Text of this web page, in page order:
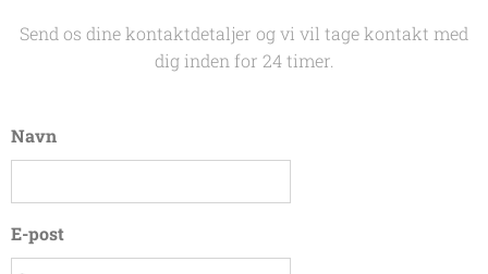
Send os dine kontaktdetaljer og vi vil tage kontakt med
dig inden for 24 timer.
Navn
E-post